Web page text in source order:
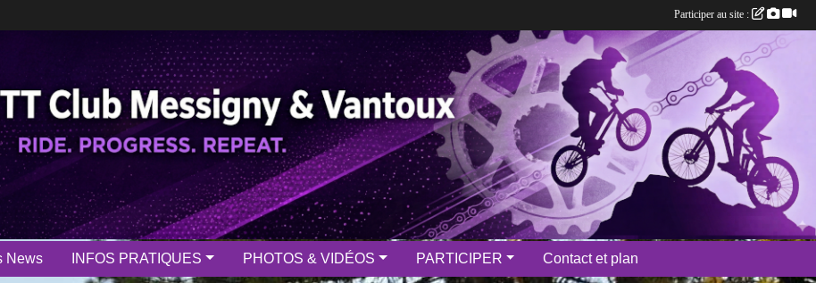
News INFOS PRATIQUES PHOTOS & VIDÉOS PARTICIPER Contact et plan
Participer au site :